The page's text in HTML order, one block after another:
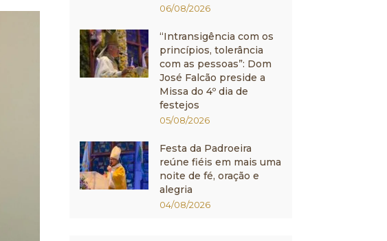
06/08/2026
“Intransigência com os
princípios, tolerância
com as pessoas”: Dom
José Falcão preside a
Missa do 4º dia de
festejos
05/08/2026
Festa da Padroeira
reúne fiéis em mais uma
noite de fé, oração e
alegria
04/08/2026